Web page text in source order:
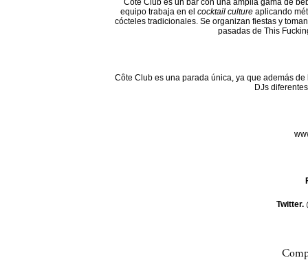
equipo trabaja en el cocktail culture aplicando
cócteles tradicionales. Se organizan fiestas y
pasadas de This
Côte Club es una parada única, ya que además
DJs
Twitter.